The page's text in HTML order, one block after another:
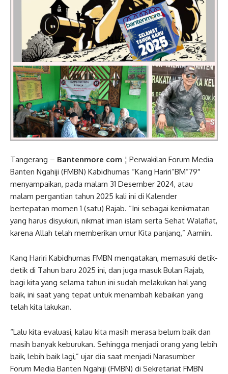
Tangerang – Bantenmore com ¦ Perwakilan Forum Media
Banten Ngahiji (FMBN) Kabidhumas “Kang Hariri”BM”79″
menyampaikan, pada malam 31 Desember 2024, atau
malam pergantian tahun 2025 kali ini di Kalender
bertepatan momen 1 (satu) Rajab. “Ini sebagai kenikmatan
yang harus disyukuri, nikmat iman islam serta Sehat Walafiat,
karena Allah telah memberikan umur Kita panjang,” Aamiin.
Kang Hariri Kabidhumas FMBN mengatakan, memasuki detik-
detik di Tahun baru 2025 ini, dan juga masuk Bulan Rajab,
bagi kita yang selama tahun ini sudah melakukan hal yang
baik, ini saat yang tepat untuk menambah kebaikan yang
telah kita lakukan.
“Lalu kita evaluasi, kalau kita masih merasa belum baik dan
masih banyak keburukan. Sehingga menjadi orang yang lebih
baik, lebih baik lagi,” ujar dia saat menjadi Narasumber
Forum Media Banten Ngahiji (FMBN) di Sekretariat FMBN